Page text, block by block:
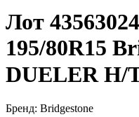
Лот
195/80R15
DUELER H/T
Бренд: Bridgestone